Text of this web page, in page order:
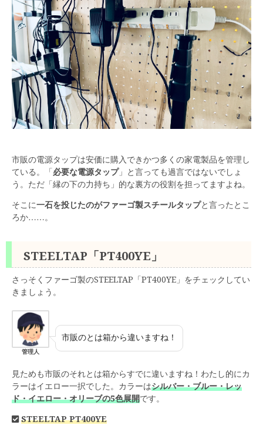
市販の電源タップは安価に購入できかつ多くの家電製品を管理し
ている。「 必要な電源タップ」と言っても過言ではないでしょ
う。ただ「縁の下の力持ち」的な裏方の役割を担ってますよね。
そこに一石を投じたのがファーゴ製スチールタップと言ったとこ
ろか……。
STEELTAP「PT400YE」
さっそくファーゴ製のSTEELTAP「PT400YE」をチェックしてい
きましょう。
管理人
市販のとは箱から違いますね！
見ためも市販のそれとは箱からすでに違いますね！わたし的にカ
ラーはイエロー一択でした。カラーはシルバー・ブルー・レッ
ド・イエロー・オリーブの5色展開です。
STEELTAP PT400YE